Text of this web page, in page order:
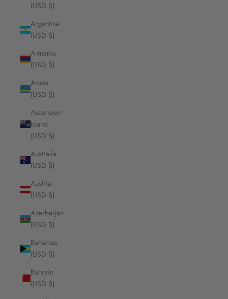
(USD $)
Argentina
(USD $)
Armenia
(USD $)
Aruba
(USD $)
Ascension
Island
(USD $)
Australia
(USD $)
Austria
(USD $)
Azerbaijan
(USD $)
Bahamas
(USD $)
Bahrain
(USD $)